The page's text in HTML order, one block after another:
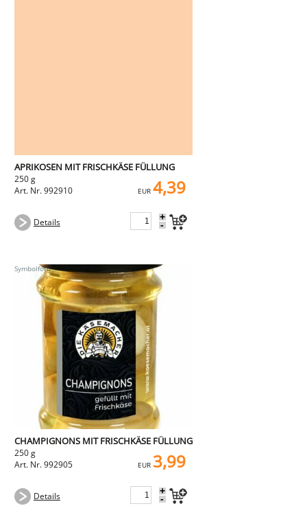
APRIKOSEN MIT FRISCHKÄSE FÜLLUNG
250 g
Art. Nr. 992910
EUR 4,39
Details +
-
CHAMPIGNONS MIT FRISCHKÄSE FÜLLUNG
250 g
Art. Nr. 992905
EUR 3,99
Details +
-